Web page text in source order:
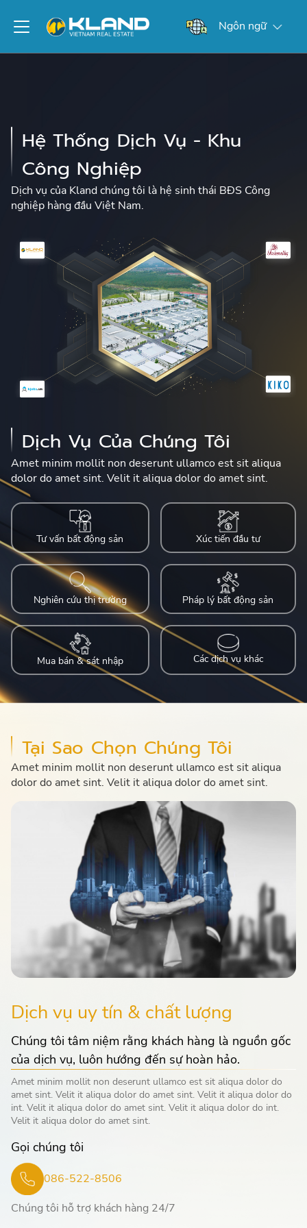
Ngôn ngữ
Hệ Thống Dịch Vụ - Khu
Công Nghiệp
Dịch vụ của Kland chúng tôi là hệ sinh thái BĐS Công
nghiệp hàng đầu Việt Nam.
Dịch Vụ Của Chúng Tôi
Amet minim mollit non deserunt ullamco est sit aliqua
dolor do amet sint. Velit it aliqua dolor do amet sint.
Tư vấn bất động sản Xúc tiến đầu tư
Nghiên cứu thị trường Pháp lý bất động sản
Mua bán & sát nhập Các dịch vụ khác
Tại Sao Chọn Chúng Tôi
Amet minim mollit non deserunt ullamco est sit aliqua
dolor do amet sint. Velit it aliqua dolor do amet sint.
Dịch vụ uy tín & chất lượng
Chúng tôi tâm niệm rằng khách hàng là nguồn gốc
của dịch vụ, luôn hướng đến sự hoàn hảo.
Amet minim mollit non deserunt ullamco est sit aliqua dolor do
amet sint. Velit it aliqua dolor do amet sint. Velit it aliqua dolor do
int. Velit it aliqua dolor do amet sint. Velit it aliqua dolor do int.
Velit it aliqua dolor do amet sint.
Gọi chúng tôi
086-522-8506
Chúng tôi hỗ trợ khách hàng 24/7